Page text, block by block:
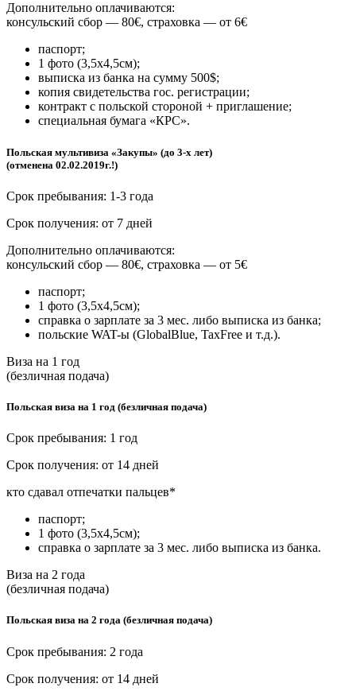
Дополнительно оплачиваются:
консульский сбор — 80€, страховка — от 6€
паспорт;
1 фото (3,5х4,5см);
выписка из банка на сумму 500$;
копия свидетельства гос. регистрации;
контракт с польской стороной + приглашение;
специальная бумага «КРС».
Польская мультивиза «Закупы» (до 3-х лет)
(отменена 02.02.2019г.!)
Срок пребывания: 1-3 года
Срок получения: от 7 дней
Дополнительно оплачиваются:
консульский сбор — 80€, страховка — от 5€
паспорт;
1 фото (3,5х4,5см);
справка о зарплате за 3 мес. либо выписка из банка;
польские WAT-ы (GlobalBlue, TaxFree и т.д.).
Виза на 1 год
(безличная подача)
Польская виза на 1 год (безличная подача)
Срок пребывания: 1 год
Срок получения: от 14 дней
кто сдавал отпечатки пальцев*
паспорт;
1 фото (3,5х4,5см);
справка о зарплате за 3 мес. либо выписка из банка.
Виза на 2 года
(безличная подача)
Польская виза на 2 года (безличная подача)
Срок пребывания: 2 года
Срок получения: от 14 дней